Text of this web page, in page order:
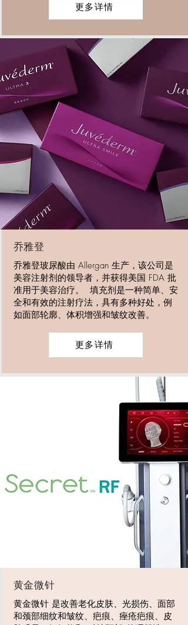
更多详情
乔雅登
乔雅登玻尿酸由 Allergan 生产，该公司是
美容注射剂的领导者，并获得美国 FDA 批
准用于美容治疗。 ​​​ 填充剂是一种简单、安
全和有效的注射疗法，具有多种好处，例
如面部轮廓、体积增强和皱纹改善。
更多详情
黄金微针
黄金微针 是改善老化皮肤、光损伤、面部
和颈部细纹和皱纹、疤痕、痤疮疤痕、皮